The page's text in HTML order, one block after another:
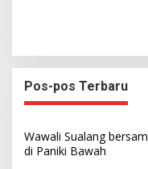
Pos-pos Terbaru
Wawali Sualang
di Paniki Bawah